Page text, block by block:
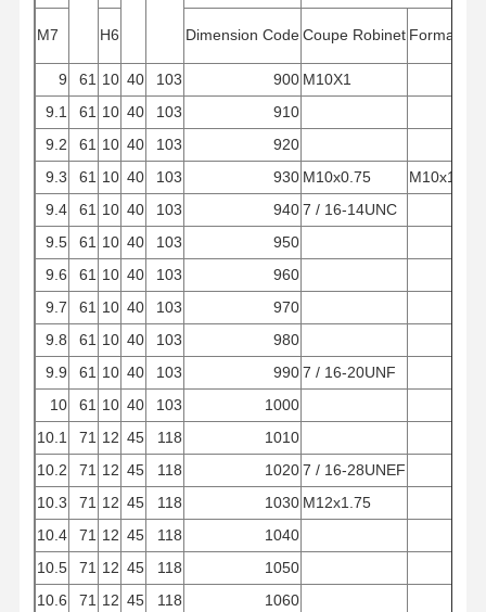
M7 H6 Dimension CodeCoupe Robinet Formation
9 61 10 40 103 900 M10X1
9.1
61 10 40 103
910
9.2
61 10 40 103
920
9.3
61 10 40 103 930 M10x0.75
M10x1.5
9.4
61 10 40 103 9407 / 16-14UNC
9.5
61 10 40 103
950
9.6
61 10 40 103
960
9.7
61 10 40 103
970
9.8
61 10 40 103
980
9.9
61 10 40 103 9907 / 16-20UNF
10
61 10 40 103
1000
10.1
71 12 45 118
1010
10.2
71 12 45 118 10207 / 16-28UNEF
10.3
71 12 45 118 1030 M12x1.75
10.4
71 12 45 118
1040
10.5
71 12 45 118
1050
10.6
71 12 45 118
1060